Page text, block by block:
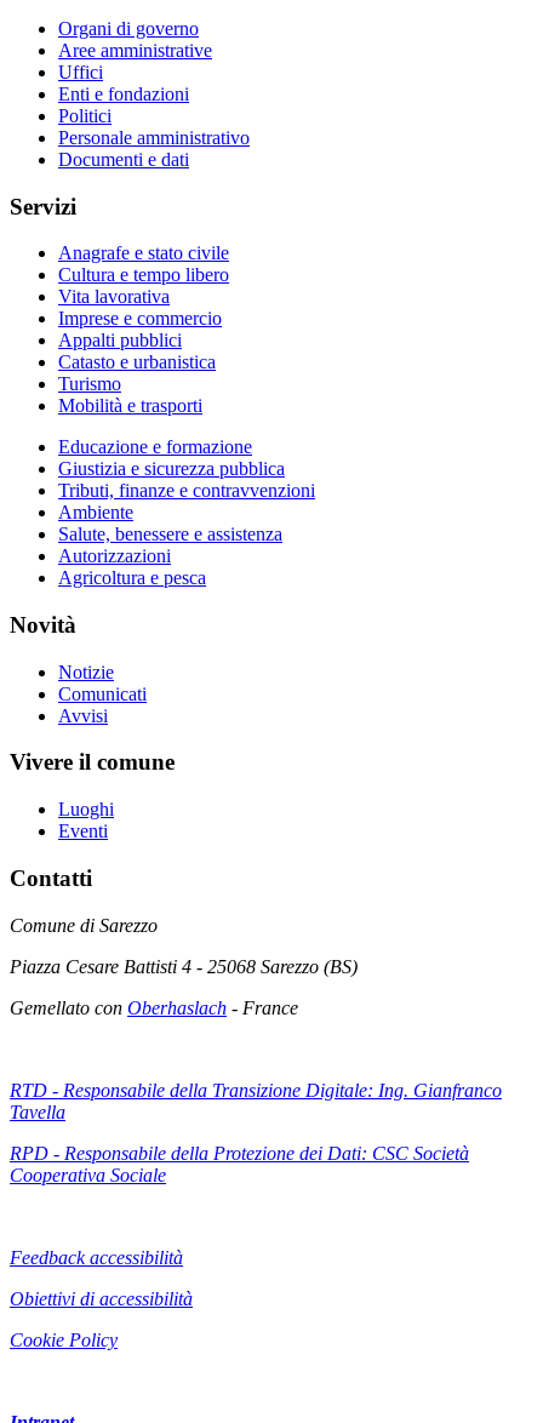
Organi di governo
Aree amministrative
Uffici
Enti e fondazioni
Politici
Personale amministrativo
Documenti e dati
Servizi
Anagrafe e stato civile
Cultura e tempo libero
Vita lavorativa
Imprese e commercio
Appalti pubblici
Catasto e urbanistica
Turismo
Mobilità e trasporti
Educazione e formazione
Giustizia e sicurezza pubblica
Tributi, finanze e contravvenzioni
Ambiente
Salute, benessere e assistenza
Autorizzazioni
Agricoltura e pesca
Novità
Notizie
Comunicati
Avvisi
Vivere il comune
Luoghi
Eventi
Contatti
Comune di Sarezzo
Piazza Cesare Battisti 4 - 25068 Sarezzo (BS)
Gemellato con Oberhaslach - France
RTD - Responsabile della Transizione Digitale: Ing. Gianfranco
Tavella
RPD - Responsabile della Protezione dei Dati: CSC Società
Cooperativa Sociale
Feedback accessibilità
Obiettivi di accessibilità
Cookie Policy